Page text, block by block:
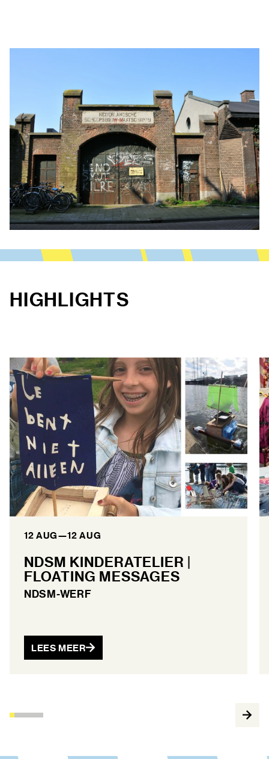
HIGHLIGHTS
12 AUG—12 AUG
NDSM KINDERATELIER |
FLOATING MESSAGES
NDSM-WERF
LEES MEER